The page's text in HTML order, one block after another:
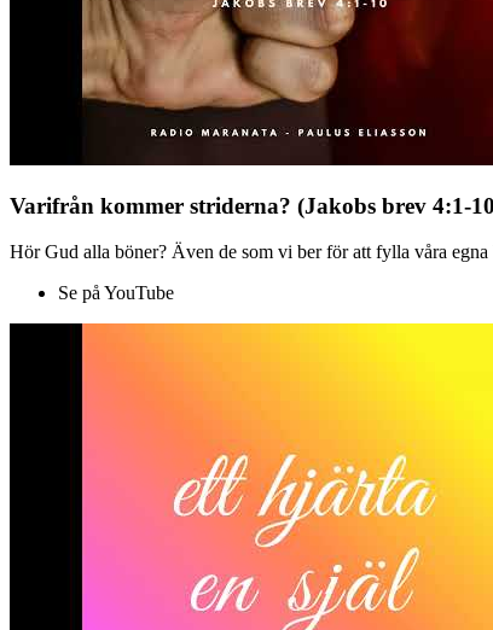
Varifrån kommer striderna? (Jakobs brev 4:1-
Hör Gud alla böner? Även de som vi ber för att fylla våra
Se på YouTube